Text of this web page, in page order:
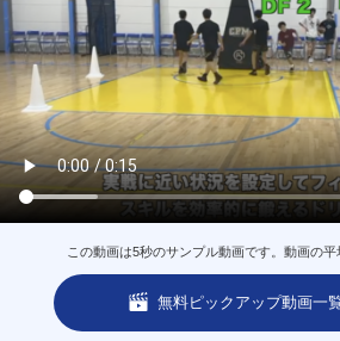
この動画は5秒のサンプル動画です。動画の平
無料ピックアップ動画一